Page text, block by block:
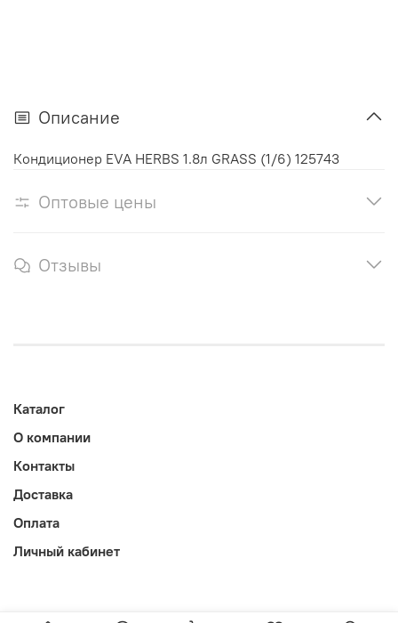
Описание
Кондиционер EVA HERBS 1.8л GRASS (1/6) 125743
Оптовые цены
Отзывы
Каталог
О компании
Контакты
Доставка
Оплата
Личный кабинет